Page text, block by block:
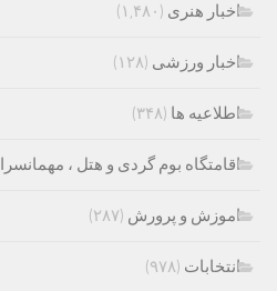
اخبار هنری (۱,۴۸۰)
اخبار ورزشی (۱۲۸)
اطلاعیه ها (۳۴۸)
اقامتگاه بوم گردی و هتل ، مهمانسرا
اموزش و پرورش (۲۸۷)
انتخابات (۹۷۸)